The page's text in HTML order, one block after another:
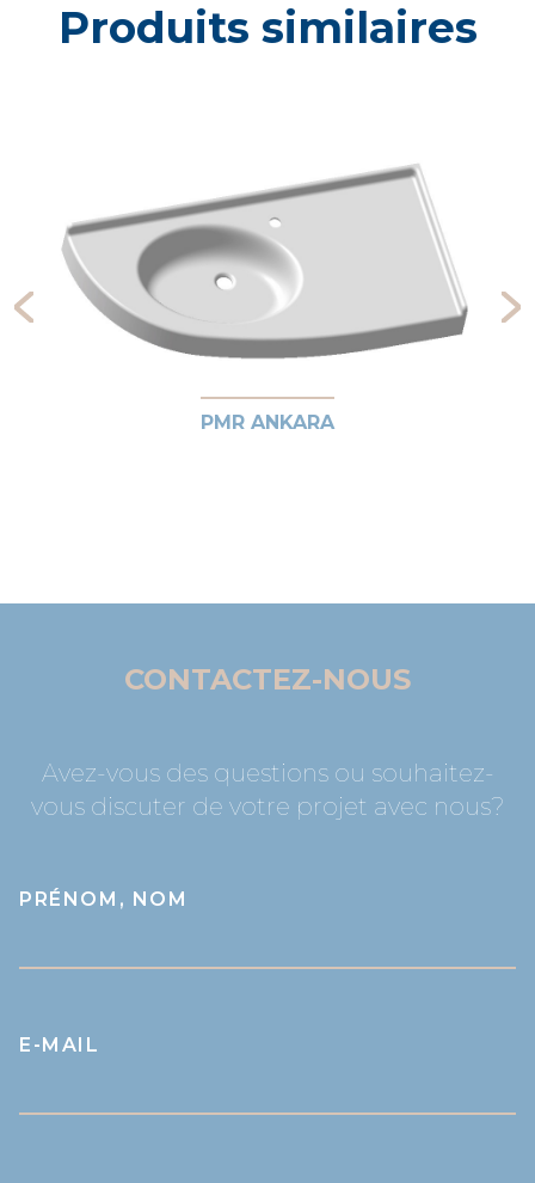
Produits similaires
PMR ANKARA
CONTACTEZ-NOUS
Avez-vous des questions ou souhaitez-
vous discuter de votre projet avec nous?
PRÉNOM, NOM
E-MAIL